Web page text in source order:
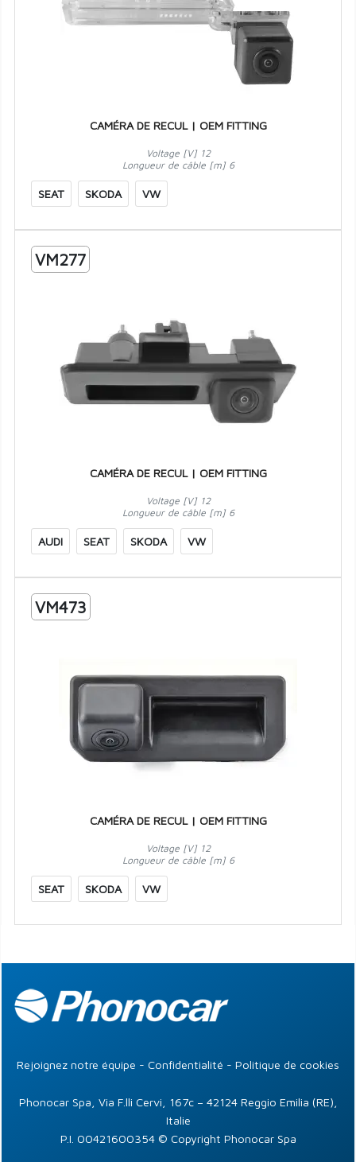
CAMÉRA DE RECUL | OEM FITTING
Voltage [V] 12
Longueur de câble [m] 6
SEAT SKODA VW
VM277
CAMÉRA DE RECUL | OEM FITTING
Voltage [V] 12
Longueur de câble [m] 6
AUDI SEAT SKODA VW
VM473
CAMÉRA DE RECUL | OEM FITTING
Voltage [V] 12
Longueur de câble [m] 6
SEAT SKODA VW
Rejoignez notre équipe - Confidentialité - Politique de cookies
Phonocar Spa, Via F.lli Cervi, 167c – 42124 Reggio Emilia (RE),
Italie
P.I. 00421600354 © Copyright Phonocar Spa